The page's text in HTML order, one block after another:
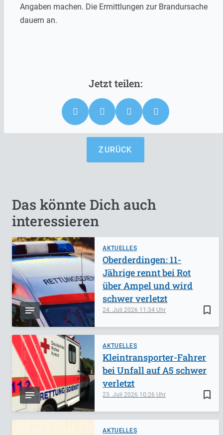
Angaben machen. Die Ermittlungen zur Brandursache
dauern an.
ZURÜCK
Das könnte Dich auch
interessieren
AKTUELLES
bookmark_border
24. Juli 2026 11:34
Oberderdingen: 11-
Jährige rennt bei Rot
über Ampel und wird
schwer verletzt
AKTUELLES
bookmark_border
23. Juli 2026 10:26
Kleintransporter-Fahrer
bei Unfall auf A5 schwer
verletzt
AKTUELLES